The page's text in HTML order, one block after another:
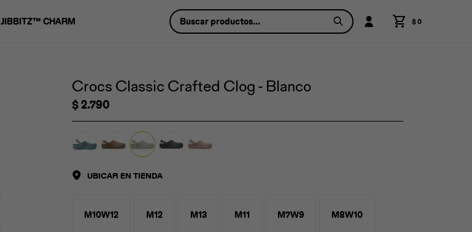
JIBBITZ™ CHARM $0
Crocs Classic Crafted Clog - Blanco
$2.790
UBICAR EN TIENDA
M10W12 M12 M13 M11 M7W9 M8W10